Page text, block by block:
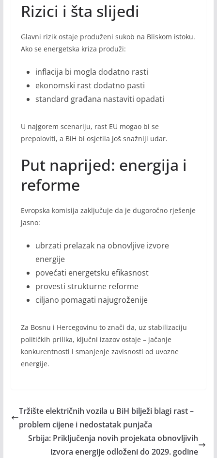
Rizici i šta slijedi
Glavni rizik ostaje produženi sukob na Bliskom istoku.
Ako se energetska kriza produži:
inflacija bi mogla dodatno rasti
ekonomski rast dodatno pasti
standard građana nastaviti opadati
U najgorem scenariju, rast EU mogao bi se
prepoloviti, a BiH bi osjetila još snažniji udar.
Put naprijed: energija i
reforme
Evropska komisija zaključuje da je dugoročno rješenje
jasno:
ubrzati prelazak na obnovljive izvore
energije
povećati energetsku efikasnost
provesti strukturne reforme
ciljano pomagati najugroženije
Za Bosnu i Hercegovinu to znači da, uz stabilizaciju
političkih prilika, ključni izazov ostaje – jačanje
konkurentnosti i smanjenje zavisnosti od uvozne
energije.
Tržište električnih vozila u BiH bilježi blagi rast –
problem cijene i nedostatak punjača
Srbija: Priključenja novih projekata obnovljivih
izvora energije odloženi do 2029. godine